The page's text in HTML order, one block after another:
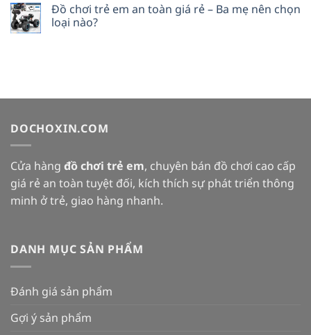
Đồ chơi trẻ em an toàn giá rẻ – Ba mẹ nên chọn
loại nào?
DOCHOXIN.COM
Cửa hàng đồ chơi trẻ em, chuyên bán đồ chơi cao cấp
giá rẻ an toàn tuyệt đối, kích thích sự phát triển thông
minh ở trẻ, giao hàng nhanh.
DANH MỤC SẢN PHẨM
Đánh giá sản phẩm
Gợi ý sản phẩm